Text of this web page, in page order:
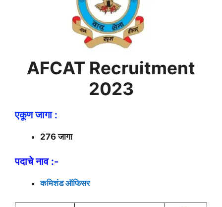
AFCAT Recruitment
2023
एकूण जागा :
276 जागा
पदाचे नाव :-
कमिशंड ऑफिसर